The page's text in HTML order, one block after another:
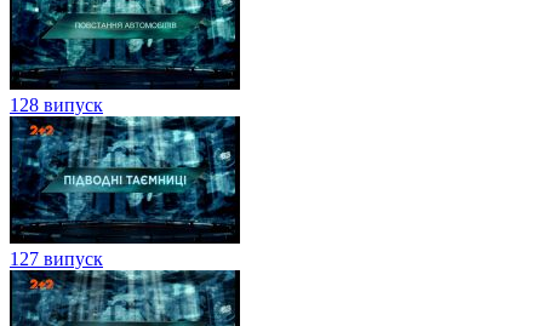
128 випуск
127 випуск